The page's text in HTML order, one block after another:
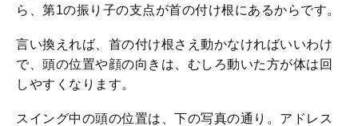
ら、第1の振り子の支点が首の付け根にあるからです。
言い換えれば、首の付け根さえ動かなければいいわけ
で、頭の位置や顔の向きは、むしろ動いた方が体は回
しやすくなります。
スイング中の頭の位置は、下の写真の通り。アドレス